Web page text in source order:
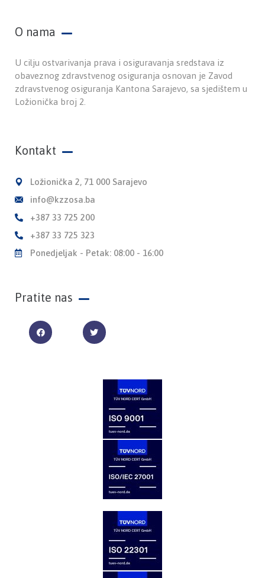
O nama
U cilju ostvarivanja prava i osiguravanja sredstava iz
obaveznog zdravstvenog osiguranja osnovan je Zavod
zdravstvenog osiguranja Kantona Sarajevo, sa sjedištem u
Ložionička broj 2.
Kontakt
Ložionička 2, 71 000 Sarajevo
info@kzzosa.ba
+387 33 725 200
+387 33 725 323
Ponedjeljak - Petak: 08:00 - 16:00
Pratite nas